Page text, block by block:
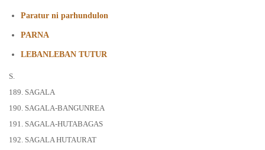
Paratur ni parhundulon
PARNA
LEBANLEBAN TUTUR
S.
189. SAGALA
190. SAGALA-BANGUNREA
191. SAGALA-HUTABAGAS
192. SAGALA HUTAURAT